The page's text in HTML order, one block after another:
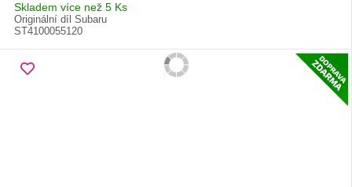
Skladem více než 5 Ks
Originální díl Subaru
ST4100055120